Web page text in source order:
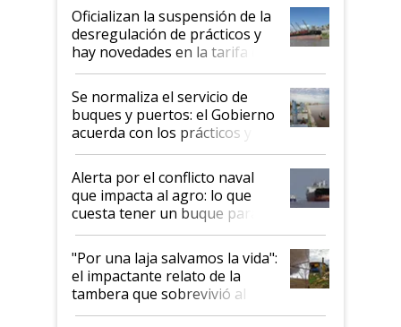
Oficializan la suspensión de la
desregulación de prácticos y
hay novedades en la tarifa de
la hidrovía
Se normaliza el servicio de
buques y puertos: el Gobierno
acuerda con los prácticos y
suspende el decreto de
desregulación
Alerta por el conflicto naval
que impacta al agro: lo que
cuesta tener un buque parado
y el peligro de que Argentina
pase a ser "país sucio"
"Por una laja salvamos la vida":
el impactante relato de la
tambera que sobrevivió al
tornado